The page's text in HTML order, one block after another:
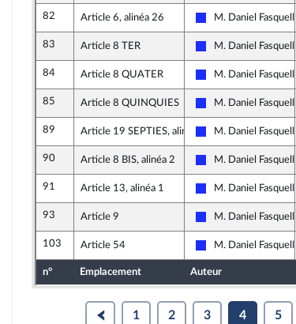
82 Article 6, alinéa 26
Les Républicains
M. Daniel Fasquelle
83 Article 8 TER
Les Républicains
M. Daniel Fasquelle
84 Article 8 QUATER
Les Républicains
M. Daniel Fasquelle
85 Article 8 QUINQUIES
Les Républicains
M. Daniel Fasquelle
89 Article 19 SEPTIES, alinéa 3
Les Républicains
M. Daniel Fasquelle
90 Article 8 BIS, alinéa 2
Les Républicains
M. Daniel Fasquelle
91 Article 13, alinéa 1
Les Républicains
M. Daniel Fasquelle
93 Article 9
Les Républicains
M. Daniel Fasquelle
103 Article 54
Les Républicains
M. Daniel Fasquelle
n° Emplacement Auteur
1 2 3 4 5